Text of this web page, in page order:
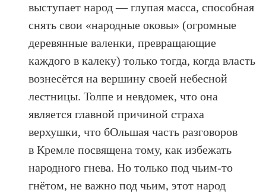
выступает народ — глупая масса, способная
снять свои «народные оковы» (огромные
деревянные валенки, превращающие
каждого в калеку) только тогда, когда власть
вознесётся на вершину своей небесной
лестницы. Толпе и невдомек, что она
является главной причиной страха
верхушки, что бОльшая часть разговоров
в Кремле посвящена тому, как избежать
народного гнева. Но только под чьим-то
гнётом, не важно под чьим, этот народ